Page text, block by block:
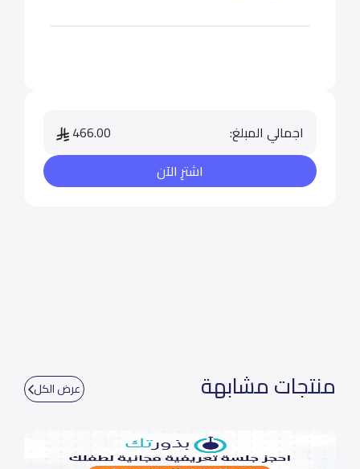
اجمالي المبلغ:
466.00
اشترِ الآن
منتجات مشابهة عرض الكل